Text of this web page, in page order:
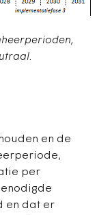
en de
per
en dat er